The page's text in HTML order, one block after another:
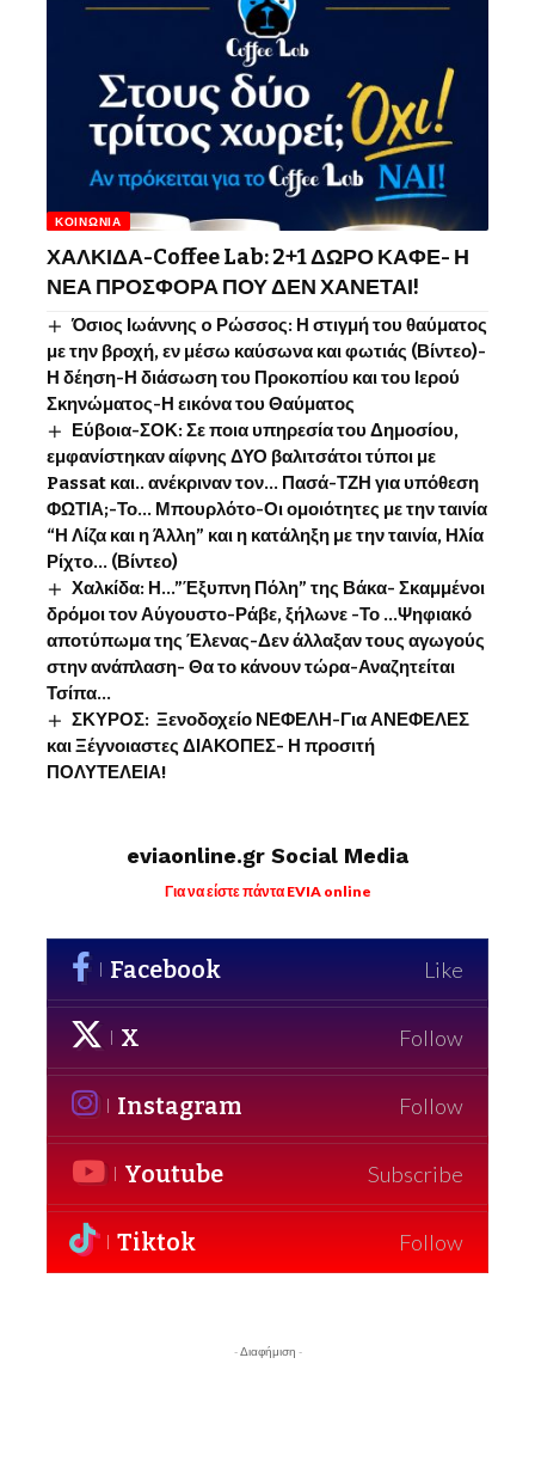
ΚΟΙΝΩΝΊΑ
ΧΑΛΚΙΔΑ-Coffee Lab: 2+1 ΔΩΡΟ ΚΑΦΕ- Η
ΝΕΑ ΠΡΟΣΦΟΡΑ ΠΟΥ ΔΕΝ ΧΑΝΕΤΑΙ!
Όσιος Ιωάννης o Ρώσσος: Η στιγμή του θαύματος
με την βροχή, εν μέσω καύσωνα και φωτιάς (Βίντεο)-
Η δέηση-Η διάσωση του Προκοπίου και του Ιερού
Σκηνώματος-Η εικόνα του Θαύματος
Εύβοια-ΣΟΚ: Σε ποια υπηρεσία του Δημοσίου,
εμφανίστηκαν αίφνης ΔΥΟ βαλιτσάτοι τύποι με
Passat και.. ανέκριναν τον… Πασά-ΤΖΗ για υπόθεση
ΦΩΤΙΑ;-Το… Μπουρλότο-Οι ομοιότητες με την ταινία
“Η Λίζα και η Άλλη” και η κατάληξη με την ταινία, Ηλία
Ρίχτο… (Βίντεο)
Χαλκίδα: Η…”Έξυπνη Πόλη” της Βάκα- Σκαμμένοι
δρόμοι τον Αύγουστο-Ράβε, ξήλωνε -Το …Ψηφιακό
αποτύπωμα της Έλενας-Δεν άλλαξαν τους αγωγούς
στην ανάπλαση- Θα το κάνουν τώρα-Αναζητείται
Τσίπα…
ΣΚΥΡΟΣ: Ξενοδοχείο ΝΕΦΕΛΗ-Για ΑΝΕΦΕΛΕΣ
και Ξέγνοιαστες ΔΙΑΚΟΠΕΣ- Η προσιτή
ΠΟΛΥΤΕΛΕΙΑ!
eviaonline.gr Social Media
Για να είστε πάντα EVIA online
Facebook Like
X Follow
Instagram Follow
Youtube Subscribe
Tiktok Follow
- Διαφήμιση -